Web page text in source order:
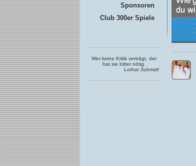
Sponsoren
Club 300er Spiele
Wer keine Kritik verträgt, der
hat sie bitter nötig.
Lothar Schmidt